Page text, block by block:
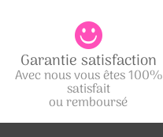
Garantie satisfaction
Avec nous vous êtes 100%
satisfait
ou remboursé